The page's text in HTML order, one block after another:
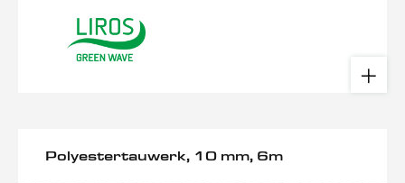
Polyestertauwerk, 10 mm, 6m